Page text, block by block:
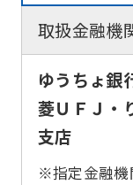
取扱金融機
ゆうちょ銀
菱ＵＦＪ・
支店
※指定金融機